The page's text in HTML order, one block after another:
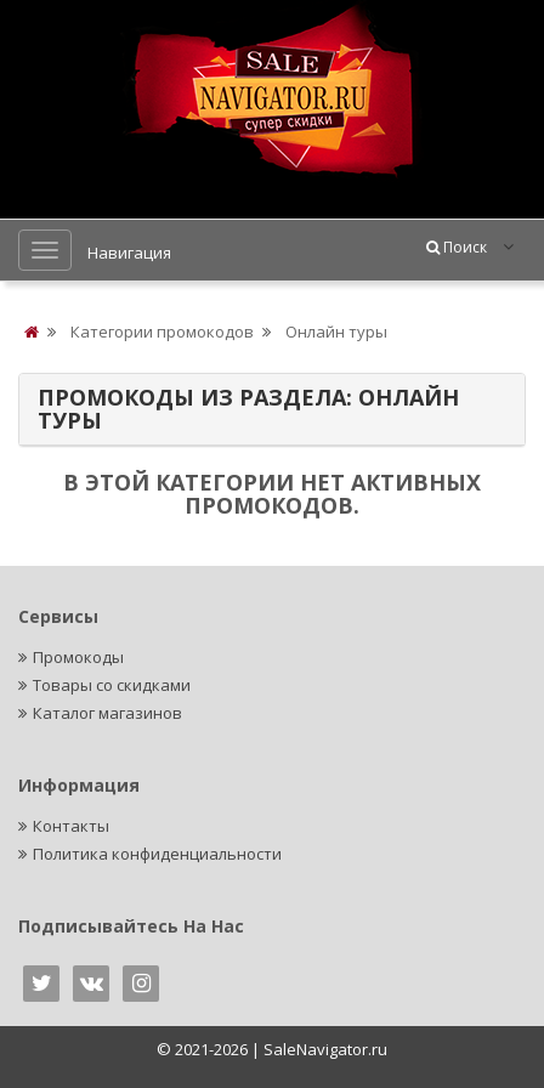
Навигация Поиск
Категории промокодов Онлайн туры
ПРОМОКОДЫ ИЗ РАЗДЕЛА: ОНЛАЙН
ТУРЫ
В ЭТОЙ КАТЕГОРИИ НЕТ АКТИВНЫХ
ПРОМОКОДОВ.
Сервисы
Промокоды
Товары со скидками
Каталог магазинов
Информация
Контакты
Политика конфиденциальности
Подписывайтесь На Нас
© 2021-2026 | SaleNavigator.ru